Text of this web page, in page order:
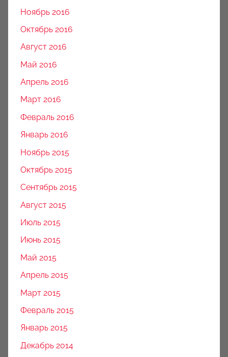
Ноябрь 2016
Октябрь 2016
Август 2016
Май 2016
Апрель 2016
Март 2016
Февраль 2016
Январь 2016
Ноябрь 2015
Октябрь 2015
Сентябрь 2015
Август 2015
Июль 2015
Июнь 2015
Май 2015
Апрель 2015
Март 2015
Февраль 2015
Январь 2015
Декабрь 2014